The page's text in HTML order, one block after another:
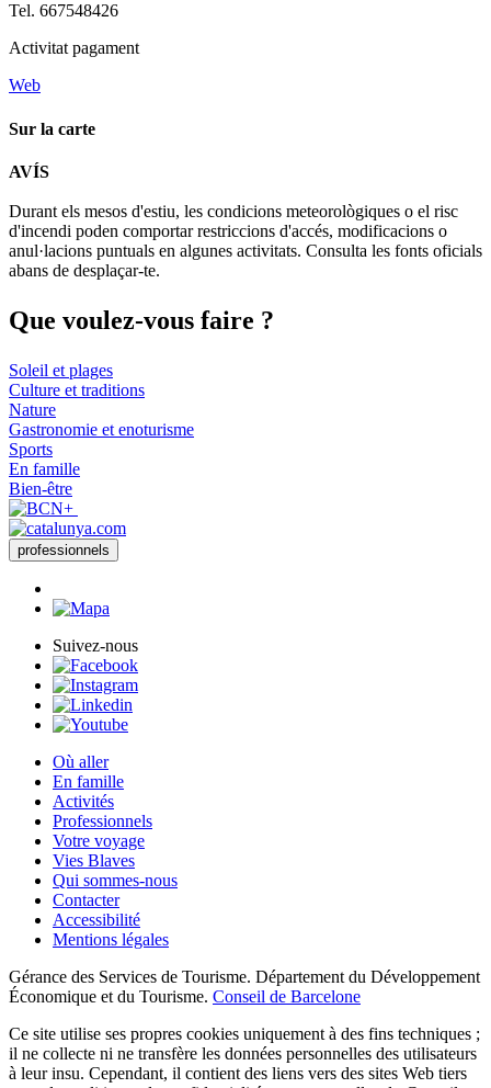
Tel. 667548426
Activitat pagament
Web
Sur la carte
−
AVÍS
Durant els mesos d'estiu, les condicions meteorològiques o el risc
d'incendi poden comportar restriccions d'accés, modificacions o
anul·lacions puntuals en algunes activitats. Consulta les fonts oficials
abans de desplaçar-te.
Que voulez-vous faire ?
Soleil et plages
Culture et traditions
Nature
Gastronomie et enoturisme
Sports
En famille
Bien-être
professionnels
Suivez-nous
Où aller
En famille
Activités
Professionnels
Votre voyage
Vies Blaves
Qui sommes-nous
Contacter
Accessibilité
Mentions légales
Gérance des Services de Tourisme. Département du Développement
Économique et du Tourisme. Conseil de Barcelone
Ce site utilise ses propres cookies uniquement à des fins techniques ;
il ne collecte ni ne transfère les données personnelles des utilisateurs
à leur insu. Cependant, il contient des liens vers des sites Web tiers